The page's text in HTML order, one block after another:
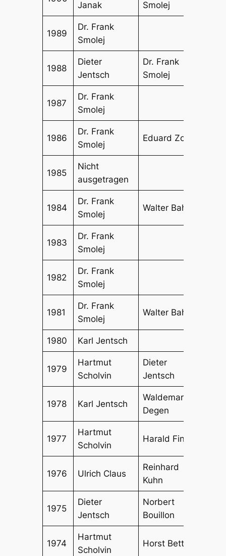
Janak Smolej
1989
Dr. Frank
Smolej
1988
Dieter
Jentsch
Dr. Frank
Smolej
1987
Dr. Frank
Smolej
1986
Dr. Frank
Smolej
Eduard Zoll
1985
Nicht
ausgetragen
1984
Dr. Frank
Smolej
Walter Bahe
1983
Dr. Frank
Smolej
1982
Dr. Frank
Smolej
1981
Dr. Frank
Smolej
Walter Bahe
1980 Karl Jentsch
1979
Hartmut
Scholvin
Dieter
Jentsch
1978 Karl Jentsch
Waldemar
Degen
1977
Hartmut
Scholvin
Harald Finke
1976 Ulrich Claus
Reinhard
Kuhn
1975
Dieter
Jentsch
Norbert
Bouillon
1974
Hartmut
Scholvin
Horst Bettin